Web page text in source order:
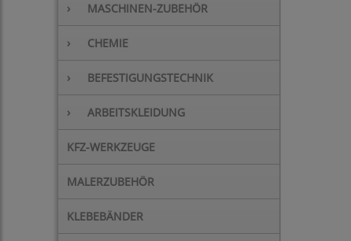
› MASCHINEN-ZUBEHÖR
› CHEMIE
› BEFESTIGUNGSTECHNIK
› ARBEITSKLEIDUNG
KFZ-WERKZEUGE
MALERZUBEHÖR
KLEBEBÄNDER